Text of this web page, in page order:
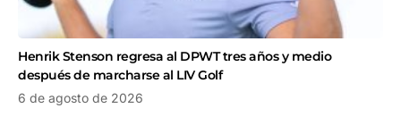
Henrik Stenson regresa al DPWT tres años y medio
después de marcharse al LIV Golf
6 de agosto de 2026